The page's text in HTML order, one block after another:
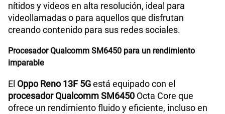
nítidos y videos en alta resolución, ideal para
videollamadas o para aquellos que disfrutan
creando contenido para sus redes sociales.
Procesador Qualcomm SM6450 para un rendimiento
imparable
El Oppo Reno 13F 5Gestá equipado con el
procesador Qualcomm SM6450 Octa Core que
ofrece un rendimiento fluido y eficiente, incluso en